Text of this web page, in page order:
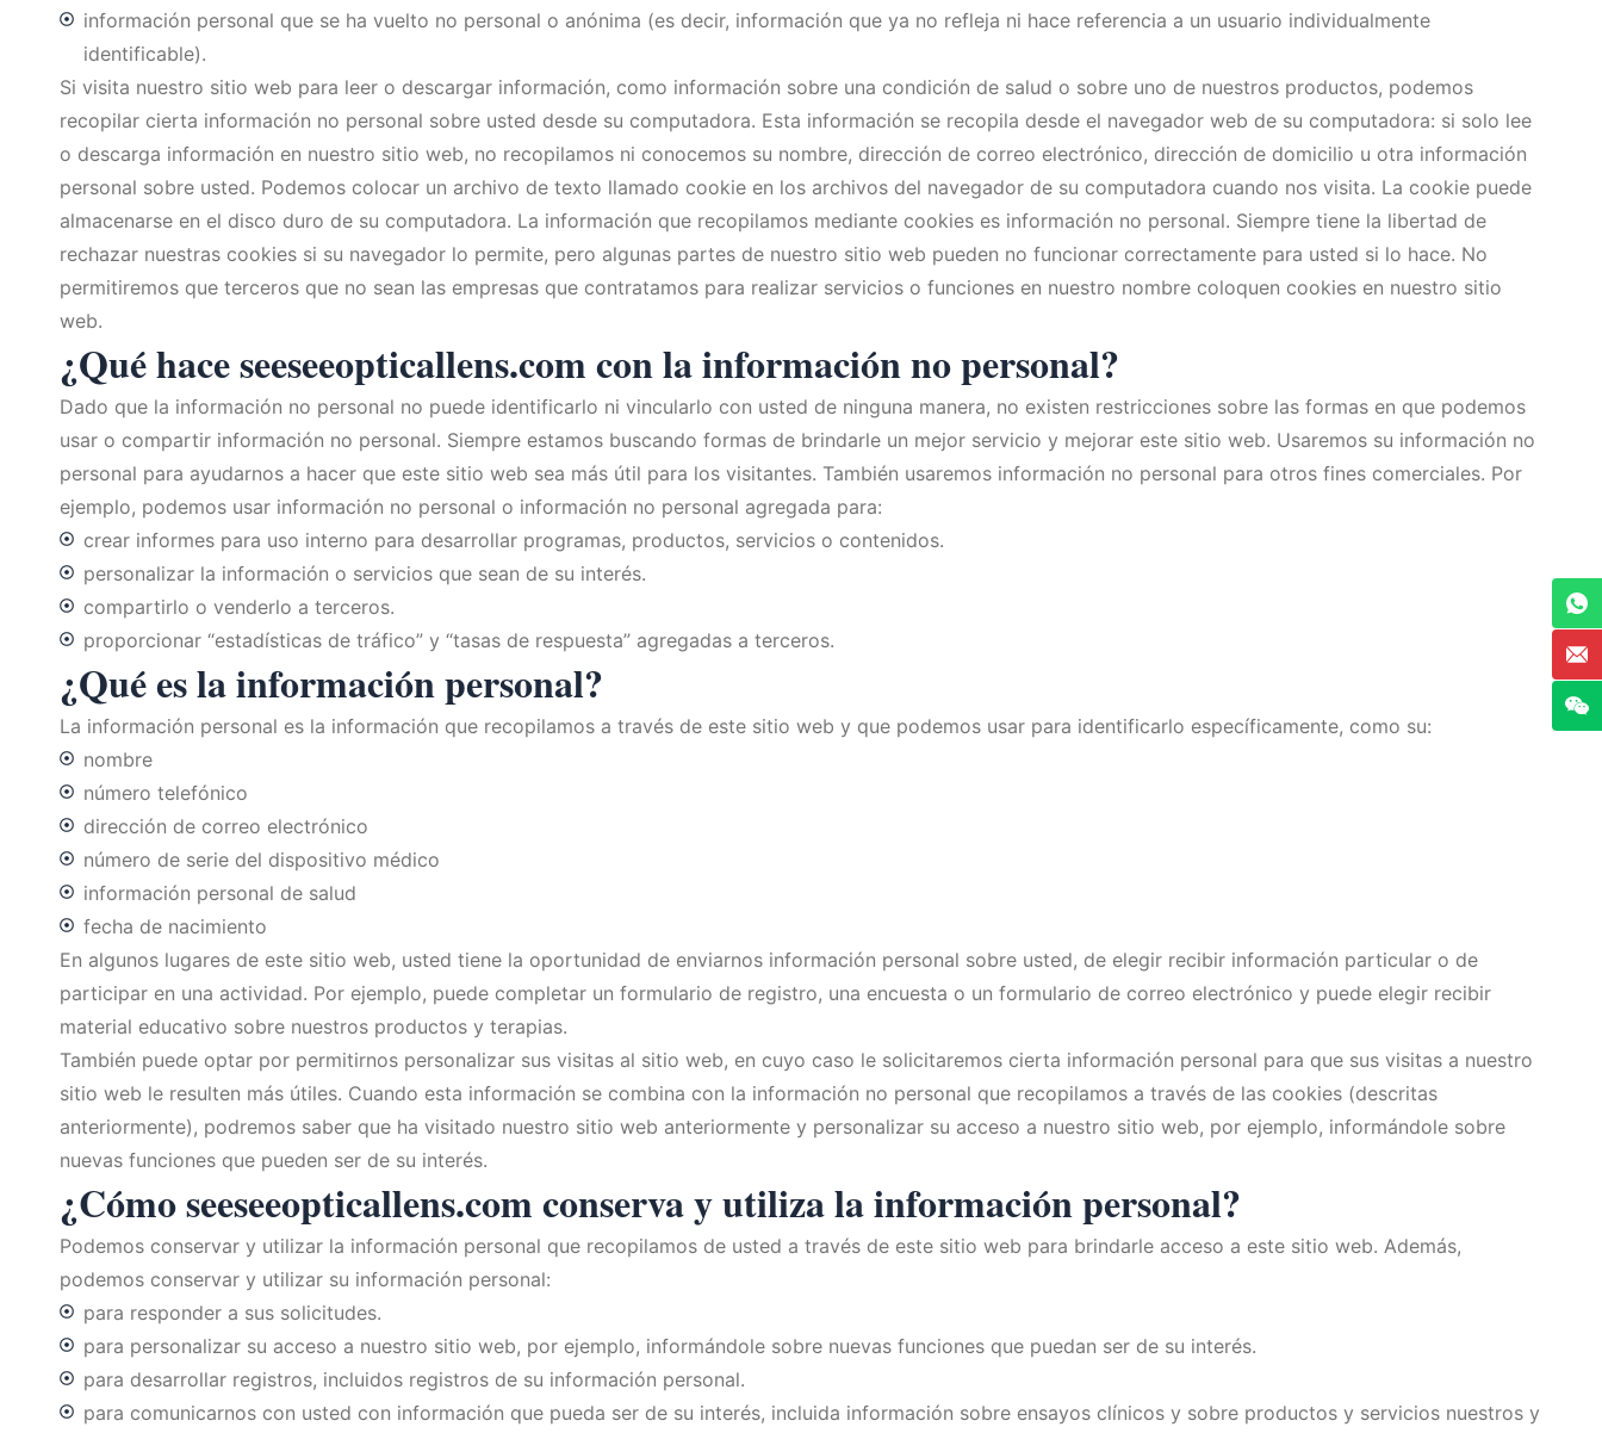
información personal que se ha vuelto no personal o anónima (es decir, información que ya no refleja ni hace referencia a un usuario individualmente
identificable).
Si visita nuestro sitio web para leer o descargar información, como información sobre una condición de salud o sobre uno de nuestros productos, podemos
recopilar cierta información no personal sobre usted desde su computadora. Esta información se recopila desde el navegador web de su computadora: si solo lee
o descarga información en nuestro sitio web, no recopilamos ni conocemos su nombre, dirección de correo electrónico, dirección de domicilio u otra información
personal sobre usted. Podemos colocar un archivo de texto llamado cookie en los archivos del navegador de su computadora cuando nos visita. La cookie puede
almacenarse en el disco duro de su computadora. La información que recopilamos mediante cookies es información no personal. Siempre tiene la libertad de
rechazar nuestras cookies si su navegador lo permite, pero algunas partes de nuestro sitio web pueden no funcionar correctamente para usted si lo hace. No
permitiremos que terceros que no sean las empresas que contratamos para realizar servicios o funciones en nuestro nombre coloquen cookies en nuestro sitio
web.
¿Qué hace seeseeopticallens.com con la información no personal?
Dado que la información no personal no puede identificarlo ni vincularlo con usted de ninguna manera, no existen restricciones sobre las formas en que podemos
usar o compartir información no personal. Siempre estamos buscando formas de brindarle un mejor servicio y mejorar este sitio web. Usaremos su información no
personal para ayudarnos a hacer que este sitio web sea más útil para los visitantes. También usaremos información no personal para otros fines comerciales. Por
ejemplo, podemos usar información no personal o información no personal agregada para:
crear informes para uso interno para desarrollar programas, productos, servicios o contenidos.
personalizar la información o servicios que sean de su interés.
compartirlo o venderlo a terceros.
proporcionar “estadísticas de tráfico” y “tasas de respuesta” agregadas a terceros.
¿Qué es la información personal?
La información personal es la información que recopilamos a través de este sitio web y que podemos usar para identificarlo específicamente, como su:
nombre
número telefónico
dirección de correo electrónico
número de serie del dispositivo médico
información personal de salud
fecha de nacimiento
En algunos lugares de este sitio web, usted tiene la oportunidad de enviarnos información personal sobre usted, de elegir recibir información particular o de
participar en una actividad. Por ejemplo, puede completar un formulario de registro, una encuesta o un formulario de correo electrónico y puede elegir recibir
material educativo sobre nuestros productos y terapias.
También puede optar por permitirnos personalizar sus visitas al sitio web, en cuyo caso le solicitaremos cierta información personal para que sus visitas a nuestro
sitio web le resulten más útiles. Cuando esta información se combina con la información no personal que recopilamos a través de las cookies (descritas
anteriormente), podremos saber que ha visitado nuestro sitio web anteriormente y personalizar su acceso a nuestro sitio web, por ejemplo, informándole sobre
nuevas funciones que pueden ser de su interés.
¿Cómo seeseeopticallens.com conserva y utiliza la información personal?
Podemos conservar y utilizar la información personal que recopilamos de usted a través de este sitio web para brindarle acceso a este sitio web. Además,
podemos conservar y utilizar su información personal:
para responder a sus solicitudes.
para personalizar su acceso a nuestro sitio web, por ejemplo, informándole sobre nuevas funciones que puedan ser de su interés.
para desarrollar registros, incluidos registros de su información personal.
para comunicarnos con usted con información que pueda ser de su interés, incluida información sobre ensayos clínicos y sobre productos y servicios nuestros y